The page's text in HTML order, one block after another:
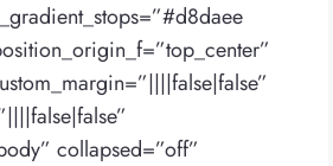
collapsed=”off”